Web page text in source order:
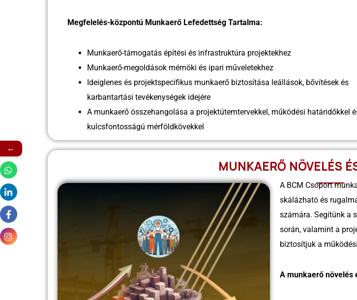
Megfelelés-központú Munkaerő Lefedettség Tartalma:
Munkaerő-támogatás építési és infrastruktúra projektekhez
Munkaerő-megoldások mérnöki és ipari műveletekhez
Ideiglenes és projektspecifikus munkaerő biztosítása leállások, bővítések és
karbantartási tevékenységek idejére
A munkaerő összehangolása a projektütemtervekkel, működési határidőkkel
kulcsfontosságú mérföldkövekkel
MUNKAERŐ NÖVELÉS
A BCM Csoport
skálázható és
számára. Segítünk a
során, valamint a
biztosítjuk a
A munkaerő növelés
←